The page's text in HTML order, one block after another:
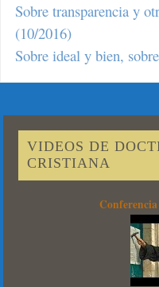
Sobre transparencia y
(10/2016)
Sobre ideal y bien,
VIDEOS DE
CRISTIANA